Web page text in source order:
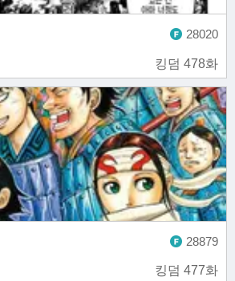
킹덤 478화
28020
킹덤 477화
28879